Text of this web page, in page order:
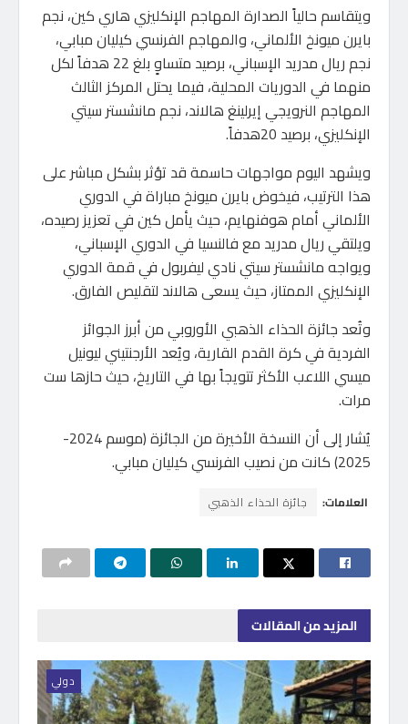
ويتقاسم حالياً الصدارة المهاجم الإنكليزي هاري كين، نجم
بايرن ميونخ الألماني، والمهاجم الفرنسي كيليان مبابي،
نجم ريال مدريد الإسباني، برصيد متساوٍ بلغ 22 هدفاً لكل
منهما في الدوريات المحلية، فيما يحتل المركز الثالث
المهاجم النرويجي إيرلينغ هالاند، نجم مانشستر سيتي
الإنكليزي، برصيد 20هدفاً.
ويشهد اليوم مواجهات حاسمة قد تؤثر بشكل مباشر على
هذا الترتيب، فيخوض بايرن ميونخ مباراة في الدوري
الألماني أمام هوفنهايم، حيث يأمل كين في تعزيز رصيده،
ويلتقي ريال مدريد مع فالنسيا في الدوري الإسباني،
ويواجه مانشستر سيتي نادي ليفربول في قمة الدوري
الإنكليزي الممتاز، حيث يسعى هالاند لتقليص الفارق.
وتُعد جائزة الحذاء الذهبي الأوروبي من أبرز الجوائز
الفردية في كرة القدم القارية، ويُعد الأرجنتيني ليونيل
ميسي اللاعب الأكثر تتويجاً بها في التاريخ، حيث حازها ست
مرات.
يُشار إلى أن النسخة الأخيرة من الجائزة (موسم 2024-
2025) كانت من نصيب الفرنسي كيليان مبابي.
العلامات: جائزة الحذاء الذهبي
المزيدمن المقالات
دولي